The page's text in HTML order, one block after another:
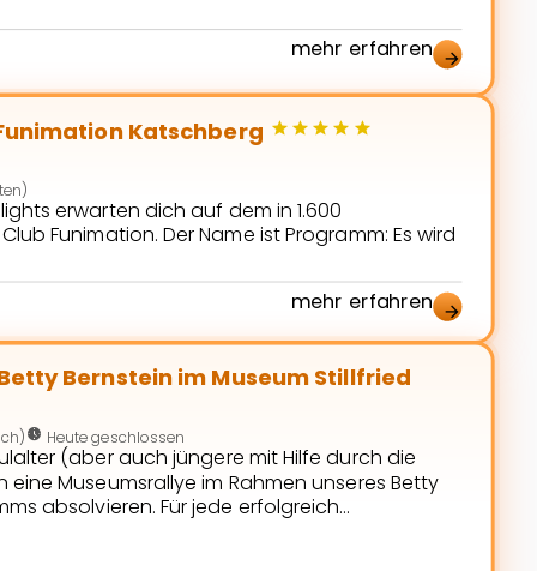
mehr erfahren arrow_forward
Katschberg starstarstarstar star
erwarten dich auf dem in 1.600
Funimation. Der Name ist Programm: Es wird
mehr erfahren arrow_forward
Bernstein im Museum Stillfried
nest_clock_farsight_analog Heute geschlossen
(aber auch jüngere mit Hilfe durch die
Museumsrallye im Rahmen unseres Betty
absolvieren. Für jede erfolgreich